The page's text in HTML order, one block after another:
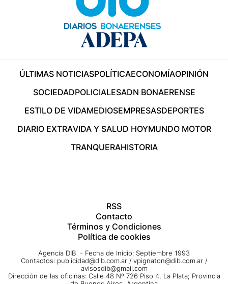
ÚLTIMAS NOTICIASPOLÍTICAECONOMÍAOPINIÓN
SOCIEDADPOLICIALESADN BONAERENSE
ESTILO DE VIDAMEDIOSEMPRESASDEPORTES
DIARIO EXTRAVIDA Y SALUD HOYMUNDO MOTOR
TRANQUERAHISTORIA
RSS
Contacto
Términos y Condiciones
Política de cookies
Agencia DIB - Fecha de Inicio: Septiembre 1993
Contactos: publicidad@dib.com.ar / vpignaton@dib.com.ar /
avisosdib@gmail.com
Dirección de las oficinas: Calle 48 Nº 726 Piso 4, La Plata; Provincia